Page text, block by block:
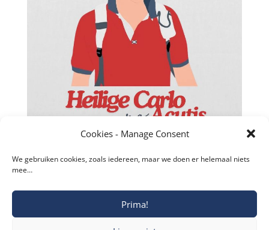
Cookies - Manage Consent
We gebruiken cookies, zoals iedereen, maar we doen er helemaal niets
mee…
Prima!
Facebook
Twitter
Blogger